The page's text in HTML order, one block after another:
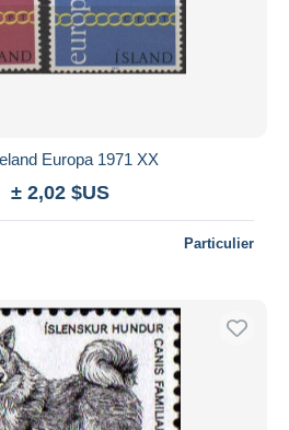
Europa 1971 XX
± 2,02 $US
Particulier